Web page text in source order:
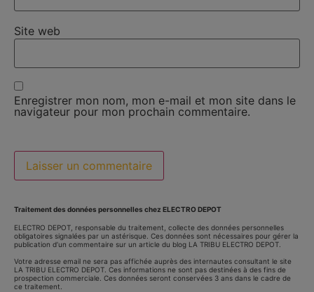
Site web
Enregistrer mon nom, mon e-mail et mon site dans le
navigateur pour mon prochain commentaire.
Traitement des données personnelles chez ELECTRO DEPOT
ELECTRO DEPOT, responsable du traitement, collecte des données personnelles
obligatoires signalées par un astérisque. Ces données sont nécessaires pour gérer la
publication d’un commentaire sur un article du blog LA TRIBU ELECTRO DEPOT.
Votre adresse email ne sera pas affichée auprès des internautes consultant le site
LA TRIBU ELECTRO DEPOT. Ces informations ne sont pas destinées à des fins de
prospection commerciale. Ces données seront conservées 3 ans dans le cadre de
ce traitement.